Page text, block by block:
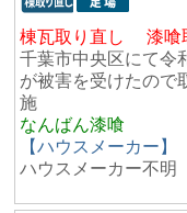
棟瓦取り直し 漆喰
千葉市中央区にて令
が被害を受けたので
施
なんばん漆喰
【ハウスメーカー】
ハウスメーカー不明